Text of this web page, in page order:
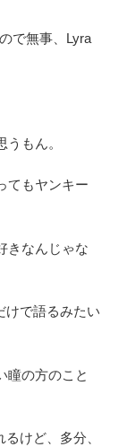
で無事、Lyra
もん。
てもヤンキー
きなんじゃな
けで語るみたい
瞳の方のこと
けど、多分、